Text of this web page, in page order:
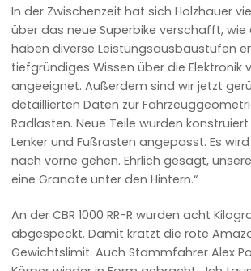
In der Zwischenzeit hat sich Holzhauer
über das neue Superbike verschafft, wie
haben diverse Leistungsausbaustufen
tiefgründiges Wissen über die Elektronik
angeeignet. Außerdem sind wir jetzt
detaillierten Daten zur
Radlasten. Neue Teile wurden
Lenker und Fußrasten angepasst. Es
nach vorne gehen. Ehrlich gesagt,
eine Granate unter den Hintern.“
An der CBR 1000 RR-R wurden acht
abgespeckt. Damit kratzt die rote
Gewichtslimit. Auch Stammfahrer Alex